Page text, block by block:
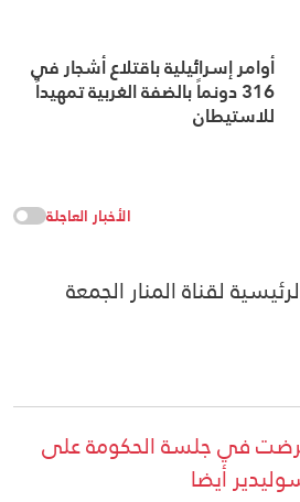
الأخبار العاجلة
لقناة المنار الجمعة
في جلسة الحكومة على
أيضا
أوامر إسرائيلية باقتلاع أشجار في
316 دونماً بالضفة الغربية تمهيداً
للاستيطان